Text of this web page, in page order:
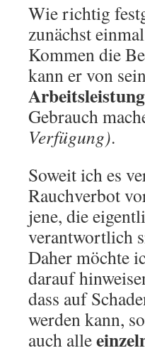
Wie richtig
zunächst
Kommen die
kann er von
Arbeitsleistung
Gebrauch
Verfügung).
Soweit ich es
Rauchverbot
jene, die
verantwortlich
Daher möchte
darauf
dass auf
werden kann,
auch alle